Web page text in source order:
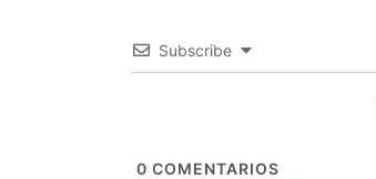
Subscribe
0 COMENTARIOS